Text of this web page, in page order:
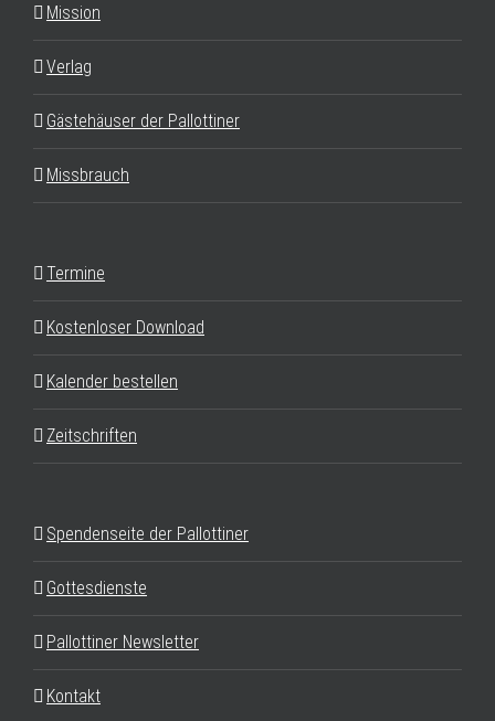
Mission
Verlag
Gästehäuser der Pallottiner
Missbrauch
Termine
Kostenloser Download
Kalender bestellen
Zeitschriften
Spendenseite der Pallottiner
Gottesdienste
Pallottiner Newsletter
Kontakt